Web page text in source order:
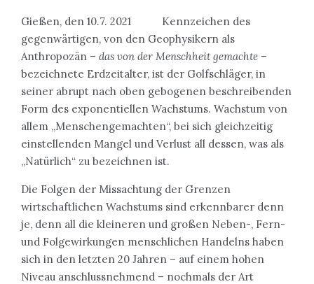
Gießen, den 10.7. 2021 Kennzeichen des
gegenwärtigen, von den Geophysikern als
Anthropozän – das von der Menschheit gemachte –
bezeichnete Erdzeitalter, ist der Golfschläger, in
seiner abrupt nach oben gebogenen beschreibenden
Form des exponentiellen Wachstums. Wachstum von
allem „Menschengemachten“, bei sich gleichzeitig
einstellenden Mangel und Verlust all dessen, was als
„Natürlich“ zu bezeichnen ist.
Die Folgen der Missachtung der Grenzen
wirtschaftlichen Wachstums sind erkennbarer denn
je, denn all die kleineren und großen Neben-, Fern-
und Folgewirkungen menschlichen Handelns haben
sich in den letzten 20 Jahren – auf einem hohen
Niveau anschlussnehmend – nochmals der Art